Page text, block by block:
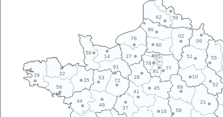
10
14
18
21
22
27
28
29
35
37
41
44
45
49
50
51
52
53
55
56
58
59
60
61
62
02
08
72
76
77
78
80
89
91
95